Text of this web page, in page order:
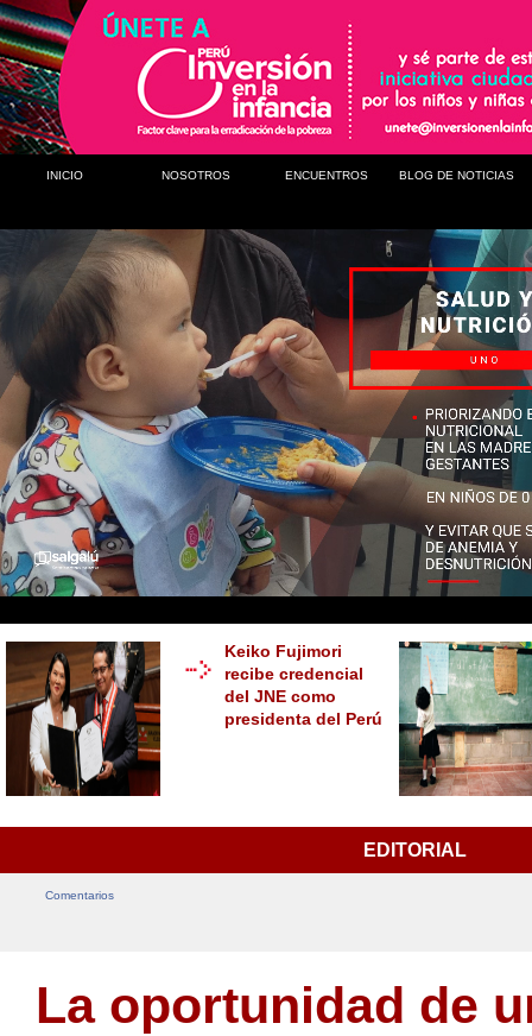
INICIO NOSOTROS ENCUENTROS BLOG DE NOTICIAS
Keiko Fujimori
recibe credencial
del JNE como
presidenta del Perú
EDITORIAL
Comentarios
La oportunidad de